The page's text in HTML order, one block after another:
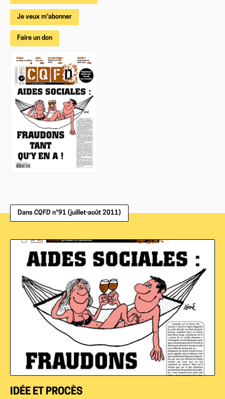
Je veux m'abonner
Faire un don
Dans CQFD n°91 (juillet-août 2011)
IDÉE ET PROCÈS